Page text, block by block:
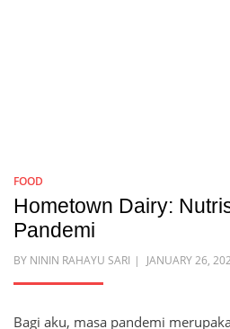
FOOD
Hometown Dairy:
Pandemi
BY NININ RAHAYU SARI
POSTED
JANUARY 26,
Bagi aku, masa pandemi